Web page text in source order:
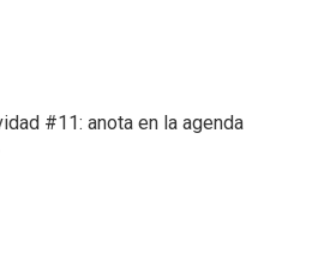
#11: anota en la agenda